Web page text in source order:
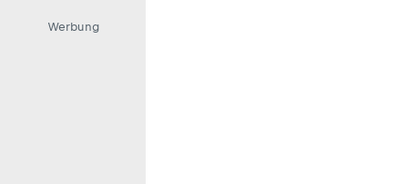
Werbung